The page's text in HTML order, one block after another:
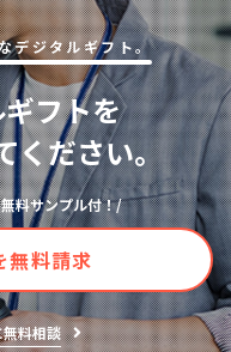
デジタルギフト。
フトを
ください。
料サンプル付！/
無料請求
料相談